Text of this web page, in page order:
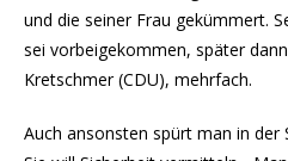
und die seiner Frau gekümmert.
sei vorbeigekommen, später
Kretschmer (CDU), mehrfach.
Auch ansonsten spürt man in der